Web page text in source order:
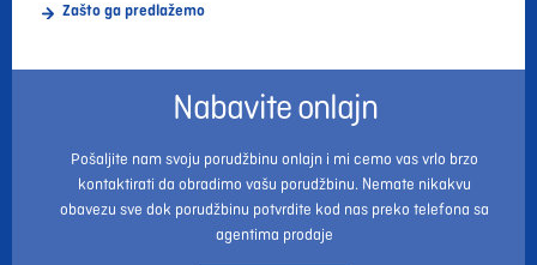
Zašto ga predlažemo
Nabavite onlajn
Pošaljite nam svoju porudžbinu onlajn i mi cemo vas vrlo brzo
kontaktirati da obradimo vašu porudžbinu. Nemate nikakvu
obavezu sve dok porudžbinu potvrdite kod nas preko telefona sa
agentima prodaje